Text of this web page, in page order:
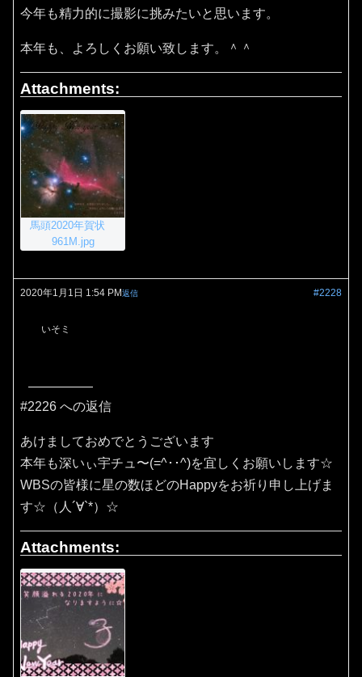
今年も精力的に撮影に挑みたいと思います。
本年も、よろしくお願い致します。＾＾
Attachments:
馬頭2020年賀状
961M.jpg
2020年1月1日 1:54 PM #2228
返信
いそミ
#2226 への返信
あけましておめでとうございます
本年も深いぃ宇チュ〜(=^･･^)を宜しくお願いします☆
WBSの皆様に星の数ほどのHappyをお祈り申し上げま
す☆（人´∀`*）☆
Attachments: